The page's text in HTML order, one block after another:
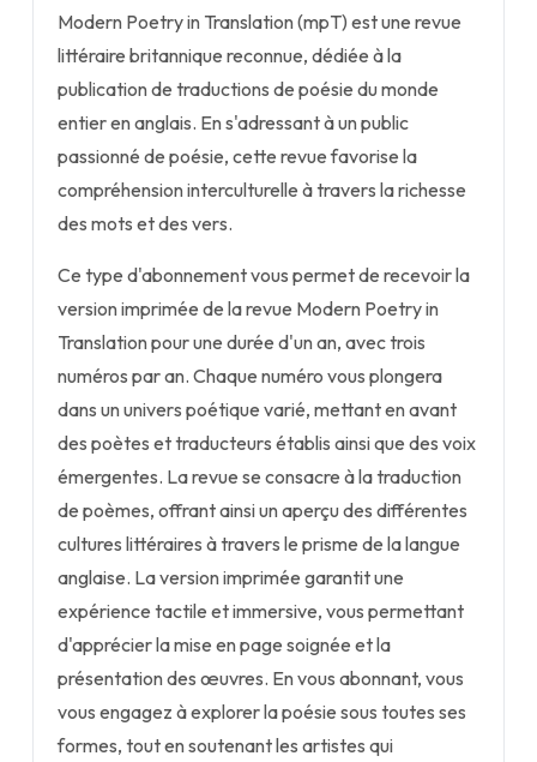
Modern Poetry in Translation (mpT) est une revue
littéraire britannique reconnue, dédiée à la
publication de traductions de poésie du monde
entier en anglais. En s'adressant à un public
passionné de poésie, cette revue favorise la
compréhension interculturelle à travers la richesse
des mots et des vers.
Ce type d'abonnement vous permet de recevoir la
version imprimée de la revue Modern Poetry in
Translation pour une durée d'un an, avec trois
numéros par an. Chaque numéro vous plongera
dans un univers poétique varié, mettant en avant
des poètes et traducteurs établis ainsi que des voix
émergentes. La revue se consacre à la traduction
de poèmes, offrant ainsi un aperçu des différentes
cultures littéraires à travers le prisme de la langue
anglaise. La version imprimée garantit une
expérience tactile et immersive, vous permettant
d'apprécier la mise en page soignée et la
présentation des œuvres. En vous abonnant, vous
vous engagez à explorer la poésie sous toutes ses
formes, tout en soutenant les artistes qui